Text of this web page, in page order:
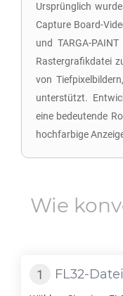
Ursprünglich
Capture Board-
und TARGA-
Rastergrafikdatei
von
unterstützt.
eine bedeutende
hochfarbige
Wie
FL32-